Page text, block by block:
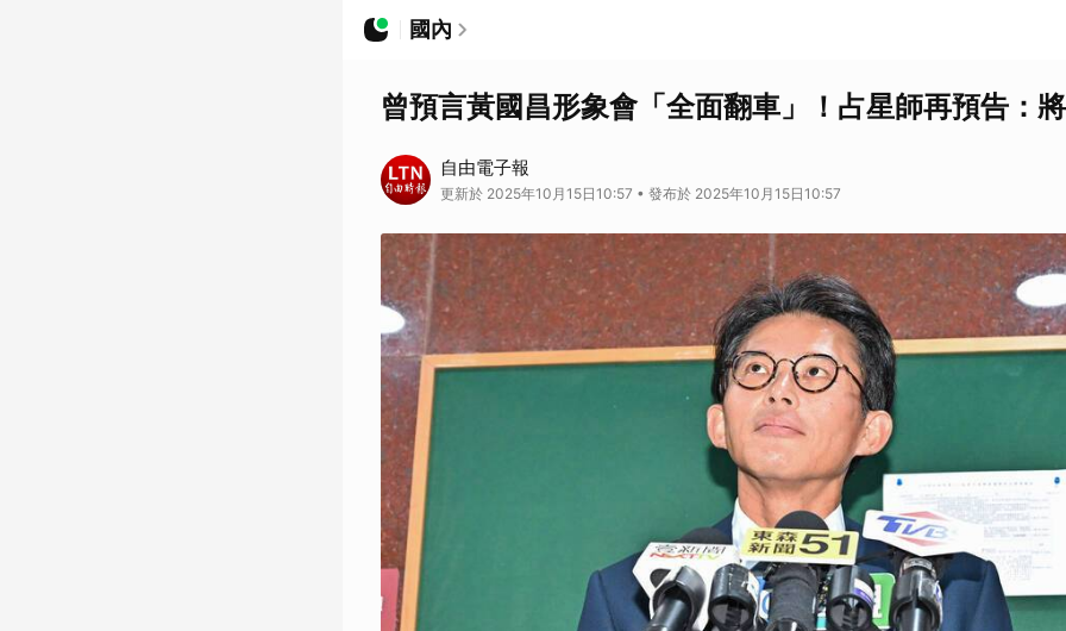
國內
曾預言黃國昌形象會「全面翻車」！占星師再預告：
自由電子報
更新於 2025年10月15日10:57 • 發布於 2025年10月15日10:57